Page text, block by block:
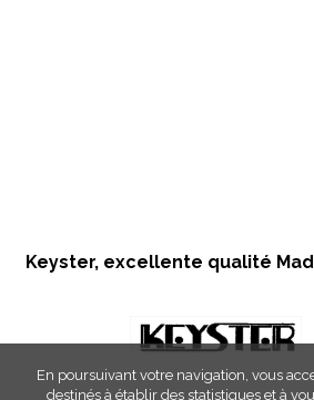
Keyster, excellente qualité
En poursuivant votre navigation, vous
destinés à établir des statistiques et à